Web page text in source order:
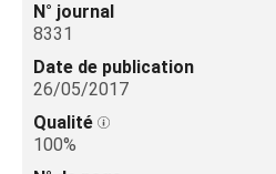
N° journal
8331
Date de publication
26/05/2017
Qualité
100%